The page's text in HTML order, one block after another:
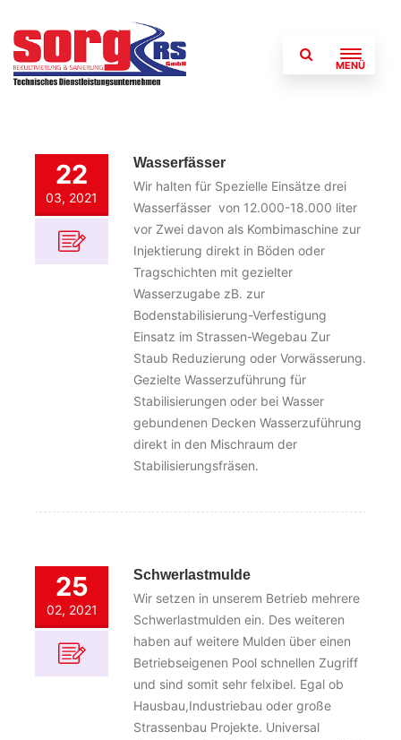
MENÜ
22
03, 2021
Wasserfässer
Wir halten für Spezielle Einsätze drei
Wasserfässer von 12.000-18.000 liter
vor Zwei davon als Kombimaschine zur
Injektierung direkt in Böden oder
Tragschichten mit gezielter
Wasserzugabe zB. zur
Bodenstabilisierung-Verfestigung
Einsatz im Strassen-Wegebau Zur
Staub Reduzierung oder Vorwässerung.
Gezielte Wasserzuführung für
Stabilisierungen oder bei Wasser
gebundenen Decken Wasserzuführung
direkt in den Mischraum der
Stabilisierungsfräsen.
25
02, 2021
Schwerlastmulde
Wir setzen in unserem Betrieb mehrere
Schwerlastmulden ein. Des weiteren
haben auf weitere Mulden über einen
Betriebseigenen Pool schnellen Zugriff
und sind somit sehr felxibel. Egal ob
Hausbau,Industriebau oder große
Strassenbau Projekte. Universal